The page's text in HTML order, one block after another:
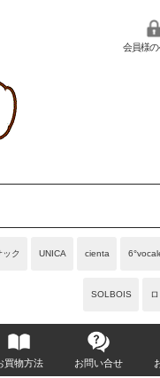
ク UNICA cienta
SOLBOIS
会員様
買物方法 お問い合せ